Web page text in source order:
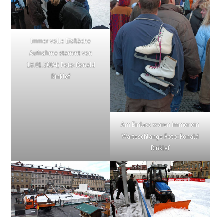
Immer volle Eisfläche
Aufnahme stammt von
18.01.2004) Foto: Ronald
Rinklef
Am Einlass waren immer ein
Warteschlange Foto: Ronald
Rinklef